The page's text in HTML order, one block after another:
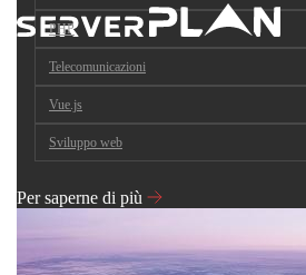
PHP
Telecomunicazioni
Vue.js
Sviluppo web
Per saperne di più